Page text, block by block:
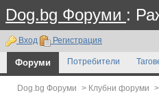
Dog.bg Форуми :
Вход Регистрация
Форуми Потребители
Dog.bg Форуми > Клубни форуми >